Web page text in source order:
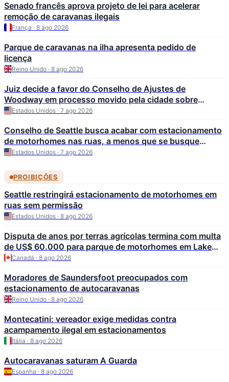
Senado francês aprova projeto de lei para acelerar
remoção de caravanas ilegais
França · 8 ago 2026
Parque de caravanas na ilha apresenta pedido de
licença
Reino Unido · 8 ago 2026
Juiz decide a favor do Conselho de Ajustes de
Woodway em processo movido pela cidade sobre
garagem para motorhome na Sante Fe Drive
Estados Unidos · 7 ago 2026
Conselho de Seattle busca acabar com estacionamento
de motorhomes nas ruas, a menos que se busque
abrigo ou divulgação
Estados Unidos · 7 ago 2026
PROIBIÇÕES
Seattle restringirá estacionamento de motorhomes em
ruas sem permissão
Estados Unidos · 8 ago 2026
Disputa de anos por terras agrícolas termina com multa
de US$ 60.000 para parque de motorhomes em Lake
Country
Canadá · 8 ago 2026
Moradores de Saundersfoot preocupados com
estacionamento de autocaravanas
Reino Unido · 8 ago 2026
Montecatini: vereador exige medidas contra
acampamento ilegal em estacionamentos
Itália · 8 ago 2026
Autocaravanas saturam A Guarda
Espanha · 8 ago 2026